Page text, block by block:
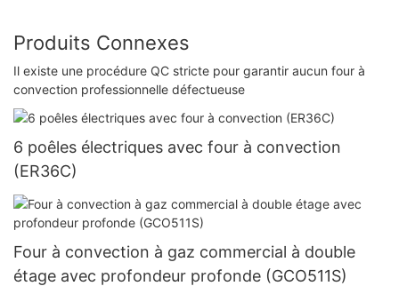
Produits Connexes
Il existe une procédure QC stricte pour garantir aucun four à
convection professionnelle défectueuse
6 poêles électriques avec four à convection
(ER36C)
Four à convection à gaz commercial à double
étage avec profondeur profonde (GCO511S)